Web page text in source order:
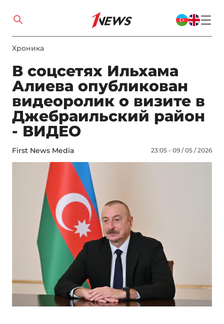
Xроника
В соцсетях Ильхама
Алиева опубликован
видеоролик о визите в
Джебраильский район
- ВИДЕО
First News Media 23:05 - 09 / 05 / 2026